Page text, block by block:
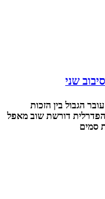
הגבול בין הזכות
הפדרלית דורשת שוב מאפל
סמים